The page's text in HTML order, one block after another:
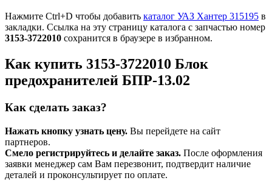
Нажмите Ctrl+D чтобы добавить каталог УАЗ Хантер 315195 в
закладки. Ссылка на эту страницу каталога с запчастью номер
3153-3722010 сохранится в браузере в избранном.
Как купить 3153-3722010 Блок
предохранителей БПР-13.02
Как сделать заказ?
Нажать кнопку узнать цену. Вы перейдете на сайт
партнеров.
Смело регистрируйтесь и делайте заказ. После оформления
заявки менеджер сам Вам перезвонит, подтвердит наличие
деталей и проконсультирует по оплате.